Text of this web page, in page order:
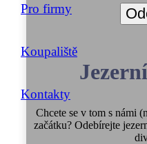
Pro firmy
Koupaliště
Kontakty
Chcete se v tom s námi
začátku? Odebírejte